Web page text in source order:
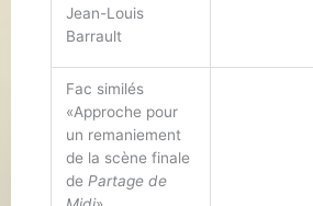
Jean-Louis
Barrault
Fac similés
«Approche pour
un remaniement
de la scène finale
de Partage de